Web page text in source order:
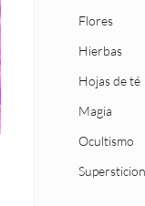
Flores
Hierbas
Hojas de té
Magia
Ocultismo